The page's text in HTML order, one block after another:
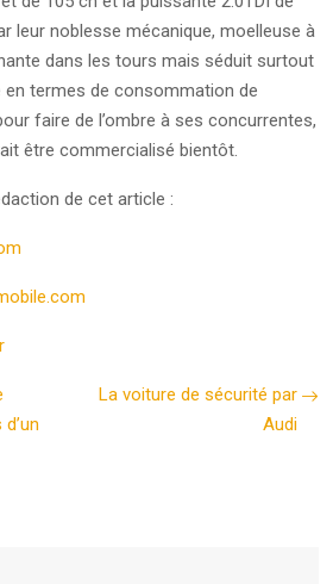
leur noblesse mécanique, moelleuse à
dans les tours mais séduit surtout
termes de consommation de
faire de l’ombre à ses concurrentes,
être commercialisé bientôt.
de cet article :
La voiture de sécurité par
Audi